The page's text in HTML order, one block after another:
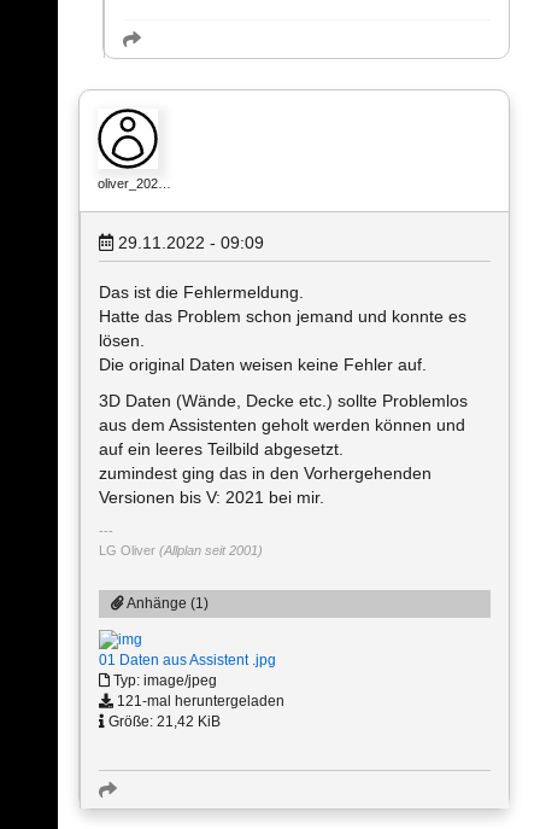
oliver_202…
29.11.2022 - 09:09
Das ist die Fehlermeldung.
Hatte das Problem schon jemand und konnte es
lösen.
Die original Daten weisen keine Fehler auf.
3D Daten (Wände, Decke etc.) sollte Problemlos
aus dem Assistenten geholt werden können und
auf ein leeres Teilbild abgesetzt.
zumindest ging das in den Vorhergehenden
Versionen bis V: 2021 bei mir.
LG Oliver (Allplan seit 2001)
Anhänge (1)
01 Daten aus Assistent .jpg
Typ: image/jpeg
121-mal heruntergeladen
Größe: 21,42 KiB